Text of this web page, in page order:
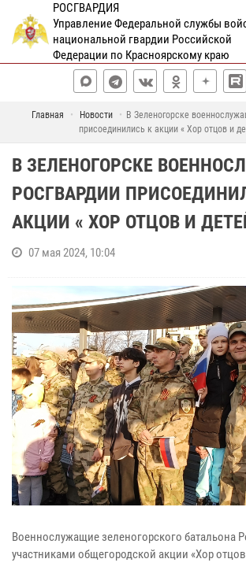
РОСГВАРДИЯ
Управление Федеральной службы
национальной гвардии Российской
Федерации по Красноярскому краю
Главная Новости
В Зеленогорске
присоединились к акции « Хор отцов и
В ЗЕЛЕНОГОРСКЕ
РОСГВАРДИИ
АКЦИИ « ХОР ОТЦОВ И
07 мая 2024, 10:04
Военнослужащие зеленогорского батальона
участниками общегородской акции «Хор отцов